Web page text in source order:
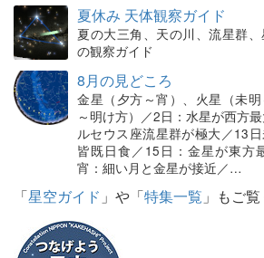
夏休み 天体観察ガイド
夏の大三角、天の川、流星群
の観察ガイド
8月の見どころ
金星（夕方～宵）、火星（未
～明け方）／2日：水星が西方
ルセウス座流星群が極大／13
皆既日食／15日：金星が東方
宵：細い月と金星が接近／…
「星空ガイド 」や「特集一覧 」もご